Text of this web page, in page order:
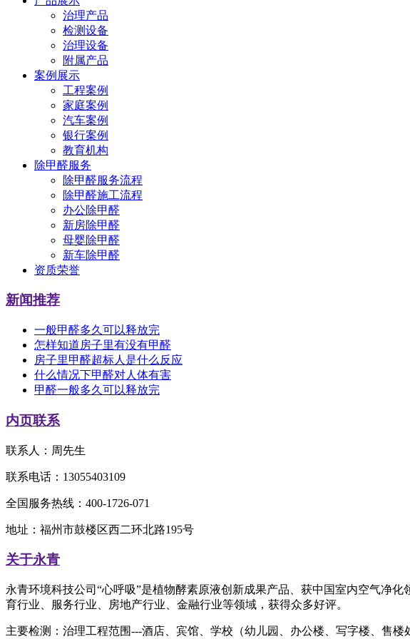
治理产品
检测设备
治理设备
附属产品
案例展示
工程案例
家庭案例
汽车案例
银行案例
教育机构
除甲醛服务
除甲醛服务流程
除甲醛施工流程
办公除甲醛
新房除甲醛
母婴除甲醛
新车除甲醛
资质荣誉
新闻推荐
一般甲醛多久可以释放完
怎样知道房子里有没有甲醛
房子里甲醛超标人是什么反应
什么情况下甲醛对人体有害
甲醛一般多久可以释放完
内页联系
联系人：周先生
联系电话：13055403109
全国服务热线：400-1726-071
地址：福州市鼓楼区西二环北路195号
关于永青
永青环境科技公司“心呼吸”是植物酵素原液创新成果产品、获中国室内空气净
育行业、服务行业、房地产行业、金融行业等领域，获得众多好评。
主要检测：治理工程范围---酒店、宾馆、学校（幼儿园、办公楼、写字楼、售楼